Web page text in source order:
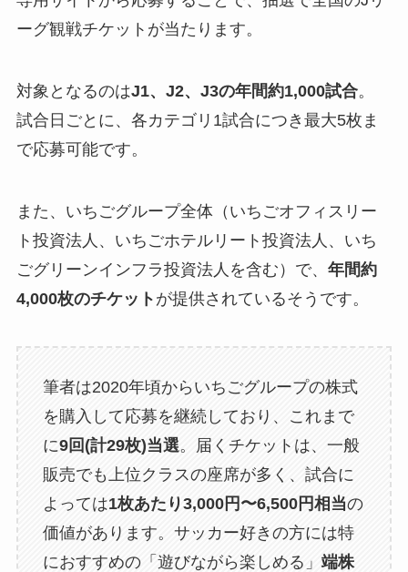
ーグ観戦チケットが当たります。
対象となるのはJ1、J2、J3の年間約1,000試合。
試合日ごとに、各カテゴリ1試合につき最大5枚ま
で応募可能です。
また、いちごグループ全体（いちごオフィスリー
ト投資法人、いちごホテルリート投資法人、いち
ごグリーンインフラ投資法人を含む）で、 年間約
4,000枚のチケット が提供されているそうです。
筆者は2020年頃からいちごグループの株式
を購入して応募を継続しており、これまで
に9回(計29枚)当選。届くチケットは、一般
販売でも上位クラスの座席が多く、試合に
よっては1枚あたり3,000円〜6,500円相当の
価値があります。サッカー好きの方には特
におすすめの「遊びながら楽しめる」 端株